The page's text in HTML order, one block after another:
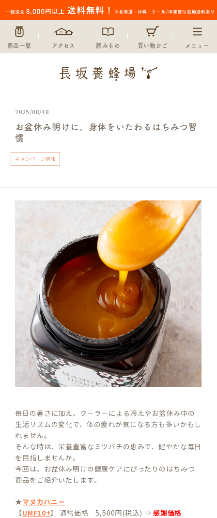
商品一覧 アクセス 読みもの 買い物かご メニュー
2025/08/18
お盆休み明けに。身体をいたわるはちみつ習
慣
キャンペーン情報
毎日の暑さに加え、クーラーによる冷えやお盆休み中の
生活リズムの変化で、体の疲れが気になる方も多いかもし
れません。
そんな時は、栄養豊富なミツバチの恵みで、健やかな毎日
を目指しませんか。
今回は、お盆休み明けの健康ケアにぴったりのはちみつ
商品をご紹介いたします。
★マヌカハニー
【UMF10+】 通常価格 5,500円(税込) ⇒感謝価格